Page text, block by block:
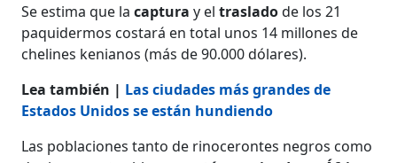
Se estima que lacaptura y eltrasladode los 21
paquidermos costará en total unos 14 millones de
chelines kenianos (más de 90.000 dólares).
Lea también | Las ciudades más grandes de
Estados Unidos se están hundiendo
Las poblaciones tanto de rinocerontes negros como